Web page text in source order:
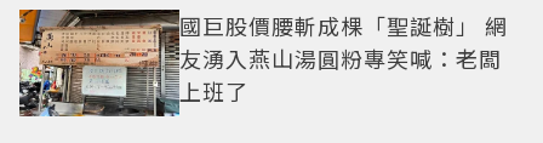
國巨股價腰斬成棵「聖誕樹」 網
友湧入燕山湯圓粉專笑喊：老闆
上班了